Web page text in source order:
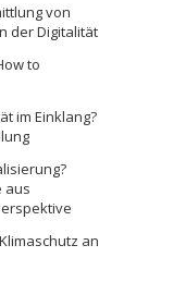
von
der Digitalität
to
im Einklang?
aus
an